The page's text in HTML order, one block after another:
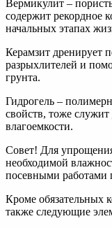
Вермикулит –
содержит рекордное
начальных этапах
Керамзит дренирует
разрыхлителей и
грунта.
Гидрогель –
свойств, тоже
влагоемкости.
Совет! Для
необходимой
посевными работами
Кроме обязательных
также следующие